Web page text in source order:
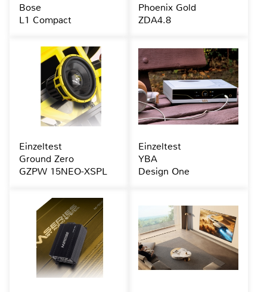
Bose
L1 Compact
Phoenix Gold
ZDA4.8
Einzeltest
Ground Zero
GZPW 15NEO-XSPL
Einzeltest
YBA
Design One